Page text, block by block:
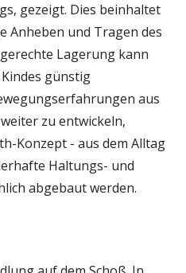
gezeigt. Dies beinhaltet
Anheben und Tragen des
Lagerung kann
günstig
aus
zu entwickeln,
Konzept - aus dem Alltag
Haltungs- und
abgebaut werden.